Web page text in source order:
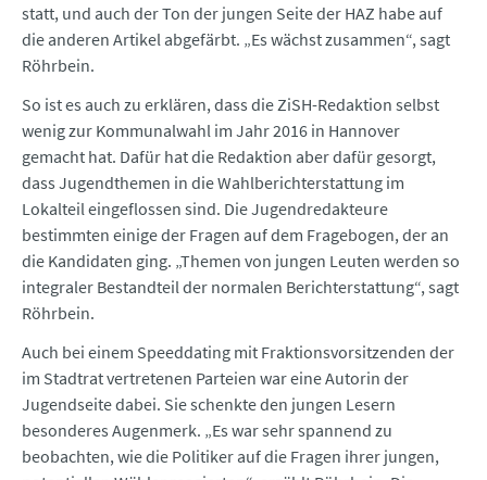
statt, und auch der Ton der jungen Seite der HAZ habe auf
die anderen Artikel abgefärbt. „Es wächst zusammen“, sagt
Röhrbein.
So ist es auch zu erklären, dass die ZiSH-Redaktion selbst
wenig zur Kommunalwahl im Jahr 2016 in Hannover
gemacht hat. Dafür hat die Redaktion aber dafür gesorgt,
dass Jugendthemen in die Wahlberichterstattung im
Lokalteil eingeflossen sind. Die Jugendredakteure
bestimmten einige der Fragen auf dem Fragebogen, der an
die Kandidaten ging. „Themen von jungen Leuten werden so
integraler Bestandteil der normalen Berichterstattung“, sagt
Röhrbein.
Auch bei einem Speeddating mit Fraktionsvorsitzenden der
im Stadtrat vertretenen Parteien war eine Autorin der
Jugendseite dabei. Sie schenkte den jungen Lesern
besonderes Augenmerk. „Es war sehr spannend zu
beobachten, wie die Politiker auf die Fragen ihrer jungen,